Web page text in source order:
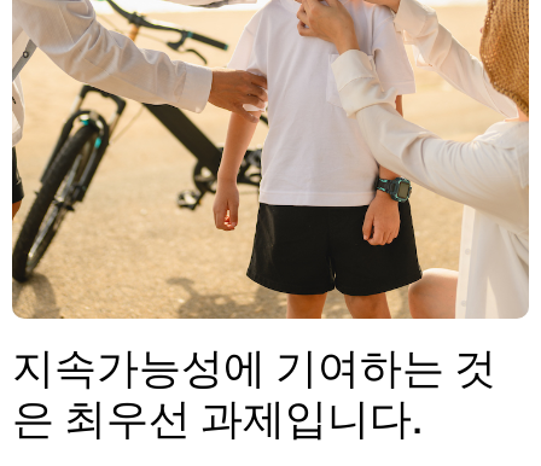
지속가능성에 기여하는 것
은 최우선 과제입니다.